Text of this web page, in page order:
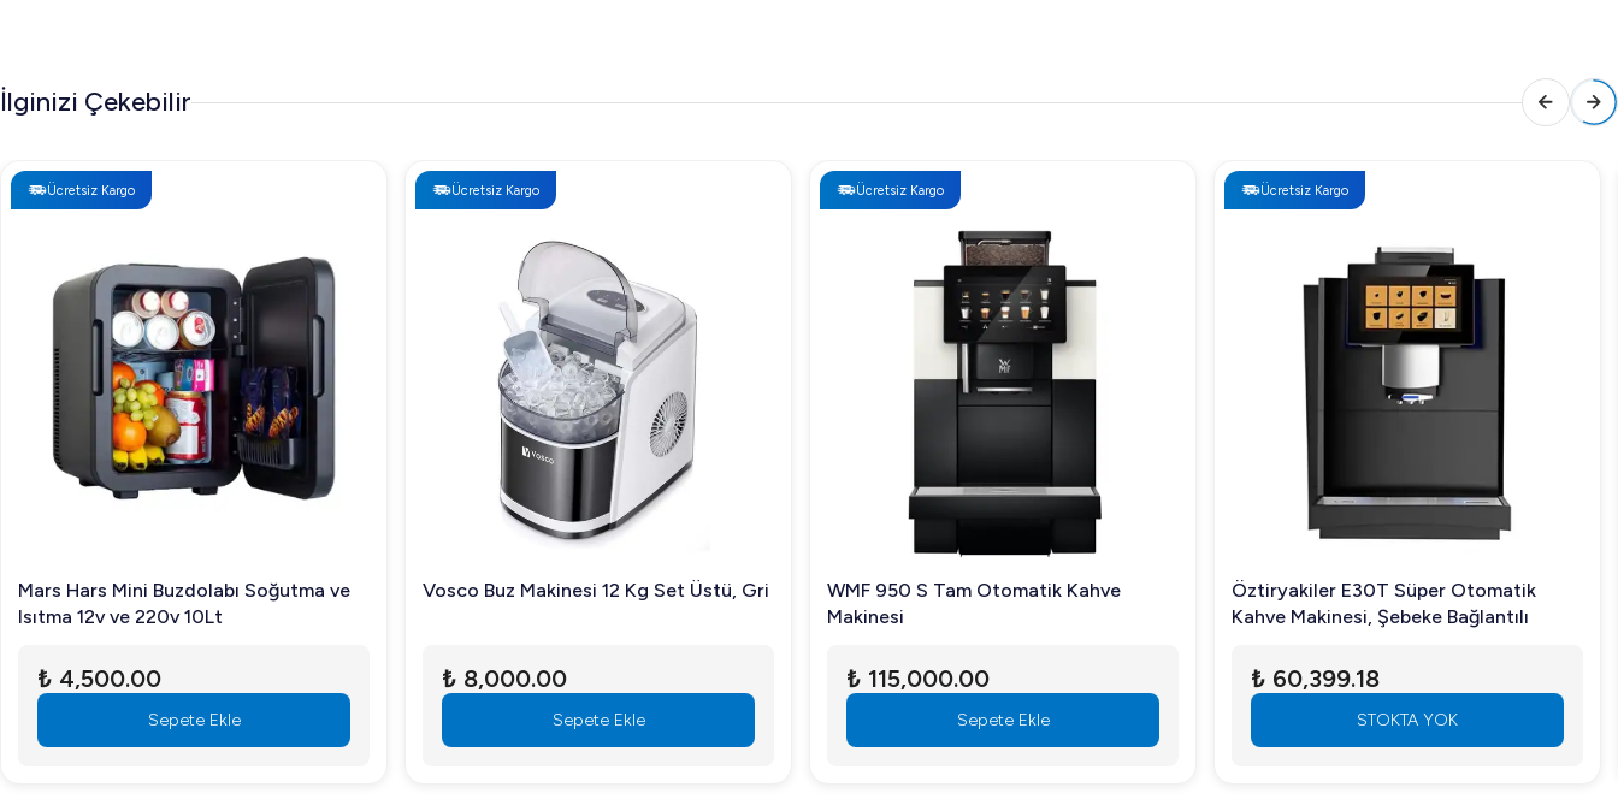
İlginizi Çekebilir
Ücretsiz Kargo
Mars Hars Mini Buzdolabı Soğutma ve
Isıtma 12v ve 220v 10Lt
₺ 4,500.00
Sepete Ekle
Ücretsiz Kargo
Vosco Buz Makinesi 12 Kg Set Üstü, Gri
₺ 8,000.00
Sepete Ekle
Ücretsiz Kargo
WMF 950 S Tam Otomatik Kahve
Makinesi
₺ 115,000.00
Sepete Ekle
Ücretsiz Kargo
Öztiryakiler E30T Süper Otomatik
Kahve Makinesi, Şebeke Bağlantılı
₺ 60,399.18
STOKTA YOK